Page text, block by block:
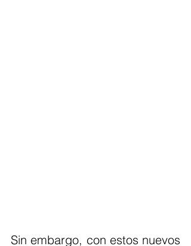
Sin embargo, con estos nuevos